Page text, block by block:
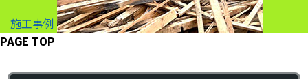
施工事例
PAGE TOP